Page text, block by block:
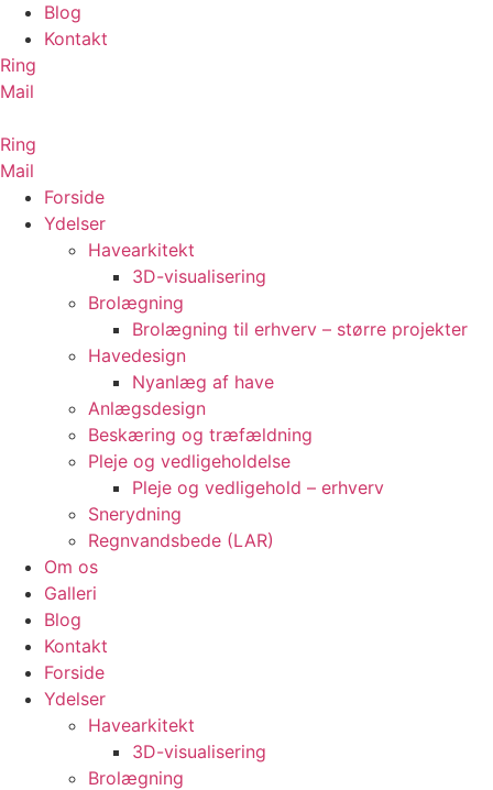
Blog
Kontakt
Ring
Mail
Ring
Mail
Forside
Ydelser
Havearkitekt
3D-visualisering
Brolægning
Brolægning til erhverv – større projekter
Havedesign
Nyanlæg af have
Anlægsdesign
Beskæring og træfældning
Pleje og vedligeholdelse
Pleje og vedligehold – erhverv
Snerydning
Regnvandsbede (LAR)
Om os
Galleri
Blog
Kontakt
Forside
Ydelser
Havearkitekt
3D-visualisering
Brolægning